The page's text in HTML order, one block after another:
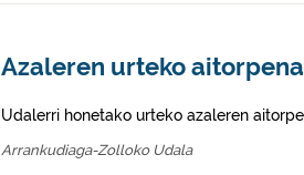
Azaleren urteko
Udalerri honetako urteko azaleren
Arrankudiaga-Zolloko Udala